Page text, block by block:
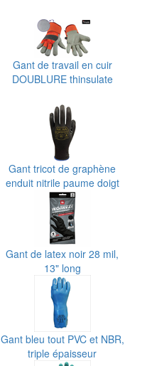
Gant de travail en cuir
DOUBLURE thinsulate
Gant tricot de graphène
enduit nitrile paume doigt
Gant de latex noir 28 mil,
13" long
Gant bleu tout PVC et NBR,
triple épaisseur